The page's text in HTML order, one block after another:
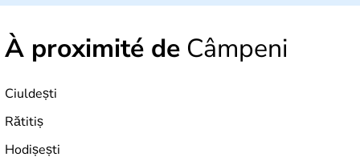
À proximité de Câmpeni
Ciuldești
Rătitiș
Hodișești